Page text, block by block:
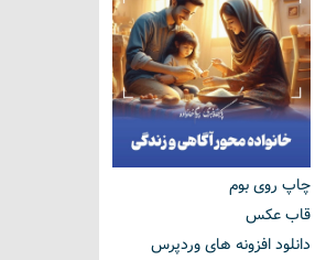
چاپ روی بوم
قاب عکس
دانلود افزونه های وردپرس